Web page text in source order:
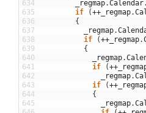
634
635
636
637
638
639
640
641
642
643
644
645
_regmap.Calendar.
if
(++ _regmap.
{
_regmap.
if
(++ _regmap.
{
_regmap.
if
(++
_regmap.
if
(++
{
_regmap.